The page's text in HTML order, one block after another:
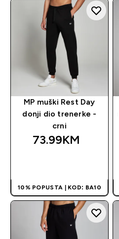
MP muški Rest Day
donji dio trenerke -
crni
73.99KM‎
10% POPUSTA | KOD: BA10